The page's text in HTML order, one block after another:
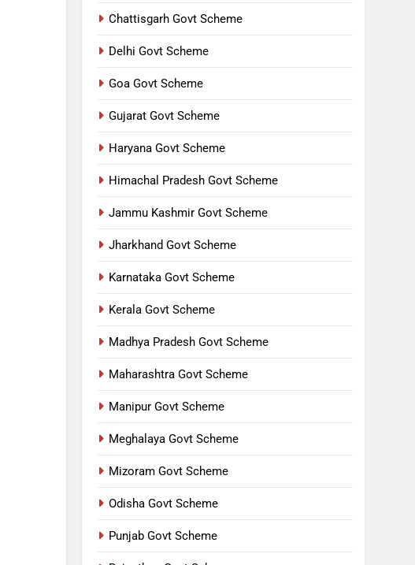
Chattisgarh Govt Scheme
Delhi Govt Scheme
Goa Govt Scheme
Gujarat Govt Scheme
Haryana Govt Scheme
Himachal Pradesh Govt Scheme
Jammu Kashmir Govt Scheme
Jharkhand Govt Scheme
Karnataka Govt Scheme
Kerala Govt Scheme
Madhya Pradesh Govt Scheme
Maharashtra Govt Scheme
Manipur Govt Scheme
Meghalaya Govt Scheme
Mizoram Govt Scheme
Odisha Govt Scheme
Punjab Govt Scheme